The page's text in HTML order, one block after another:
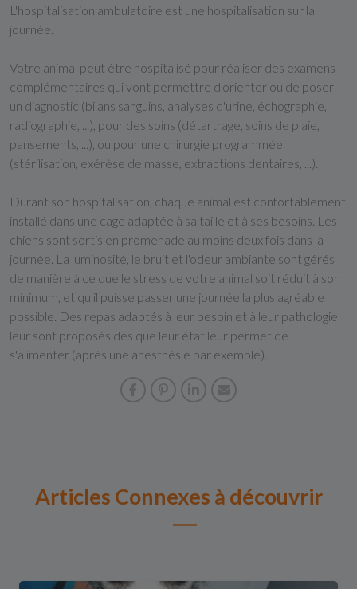
L'hospitalisation ambulatoire est une hospitalisation sur la
journée.
Votre animal peut être hospitalisé pour réaliser des examens
complémentaires qui vont permettre d'orienter ou de poser
un diagnostic (bilans sanguins, analyses d'urine, échographie,
radiographie, ...), pour des soins (détartrage, soins de plaie,
pansements, ...), ou pour une chirurgie programmée
(stérilisation, exérèse de masse, extractions dentaires, ...).
Durant son hospitalisation, chaque animal est confortablement
installé dans une cage adaptée à sa taille et à ses besoins. Les
chiens sont sortis en promenade au moins deux fois dans la
journée. La luminosité, le bruit et l'odeur ambiante sont gérés
de manière à ce que le stress de votre animal soit réduit à son
minimum, et qu'il puisse passer une journée la plus agréable
possible. Des repas adaptés à leur besoin et à leur pathologie
leur sont proposés dès que leur état leur permet de
s'alimenter (après une anesthésie par exemple).
Articles Connexes à découvrir